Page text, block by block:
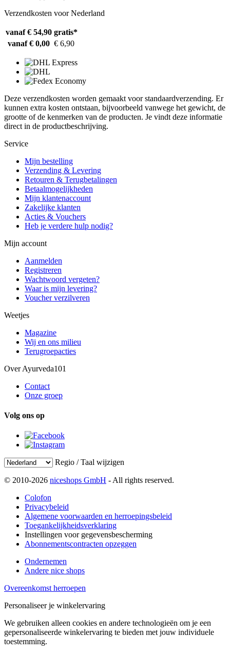
Verzendkosten voor Nederland
vanaf € 54,90 gratis*
vanaf € 0,00 € 6,90
Deze verzendkosten worden gemaakt voor standaardverzending. Er
kunnen extra kosten ontstaan, bijvoorbeeld vanwege het gewicht, de
grootte of de kenmerken van de producten. Je vindt deze informatie
direct in de productbeschrijving.
Service
Mijn bestelling
Verzending & Levering
Retouren & Terugbetalingen
Betaalmogelijkheden
Mijn klantenaccount
Zakelijke klanten
Acties & Vouchers
Heb je verdere hulp nodig?
Mijn account
Aanmelden
Registreren
Wachtwoord vergeten?
Waar is mijn levering?
Voucher verzilveren
Weetjes
Magazine
Wij en ons milieu
Terugroepacties
Over Ayurveda101
Contact
Onze groep
Volg ons op
Regio / Taal wijzigen
© 2010-2026 niceshops GmbH - All rights reserved.
Colofon
Privacybeleid
Algemene voorwaarden en herroepingsbeleid
Toegankelijkheidsverklaring
Instellingen voor gegevensbescherming
Abonnementscontracten opzeggen
Ondernemen
Andere nice shops
Overeenkomst herroepen
Personaliseer je winkelervaring
We gebruiken alleen cookies en andere technologieën om je een
gepersonaliseerde winkelervaring te bieden met jouw individuele
toestemming.